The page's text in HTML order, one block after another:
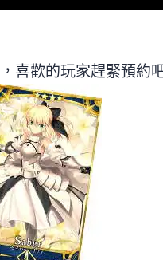
喜歡的玩家趕緊預約